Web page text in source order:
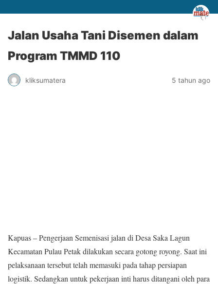
Jalan Usaha Tani Disemen dalam
Program TMMD 110
kliksumatera 5 tahun ago
Kapuas – Pengerjaan Semenisasi jalan di Desa Saka Lagun
Kecamatan Pulau Petak dilakukan secara gotong royong. Saat ini
pelaksanaan tersebut telah memasuki pada tahap persiapan
logistik. Sedangkan untuk pekerjaan inti harus ditangani oleh para